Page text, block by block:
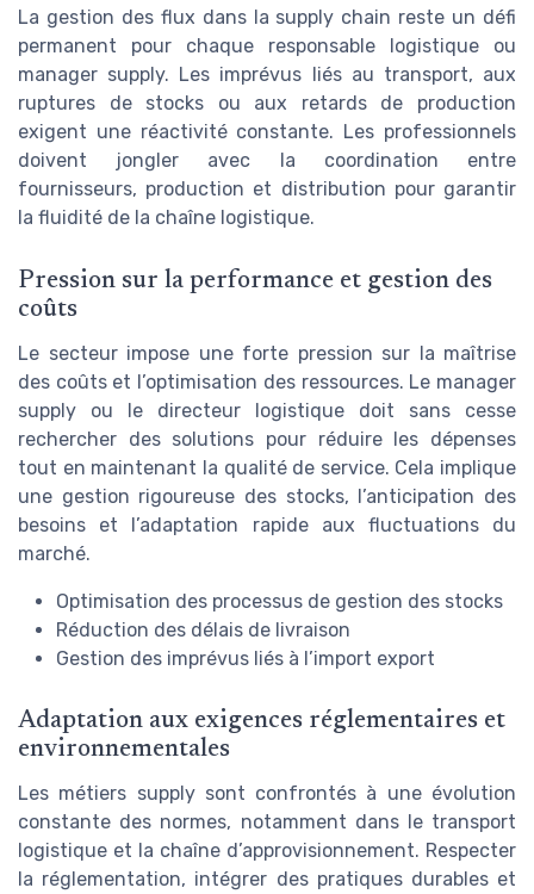
La gestion des flux dans la supply chain reste un défi
permanent pour chaque responsable logistique ou
manager supply. Les imprévus liés au transport, aux
ruptures de stocks ou aux retards de production
exigent une réactivité constante. Les professionnels
doivent jongler avec la coordination entre
fournisseurs, production et distribution pour garantir
la fluidité de la chaîne logistique.
Pression sur la performance et gestion des
coûts
Le secteur impose une forte pression sur la maîtrise
des coûts et l’optimisation des ressources. Le manager
supply ou le directeur logistique doit sans cesse
rechercher des solutions pour réduire les dépenses
tout en maintenant la qualité de service. Cela implique
une gestion rigoureuse des stocks, l’anticipation des
besoins et l’adaptation rapide aux fluctuations du
marché.
Optimisation des processus de gestion des stocks
Réduction des délais de livraison
Gestion des imprévus liés à l’import export
Adaptation aux exigences réglementaires et
environnementales
Les métiers supply sont confrontés à une évolution
constante des normes, notamment dans le transport
logistique et la chaîne d’approvisionnement. Respecter
la réglementation, intégrer des pratiques durables et